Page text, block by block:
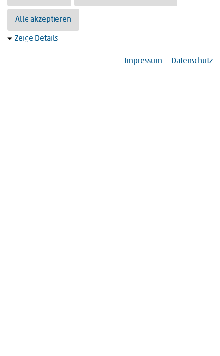
Weiterlesen
Alle akzeptieren
Zeige Details
Impressum Datenschutz